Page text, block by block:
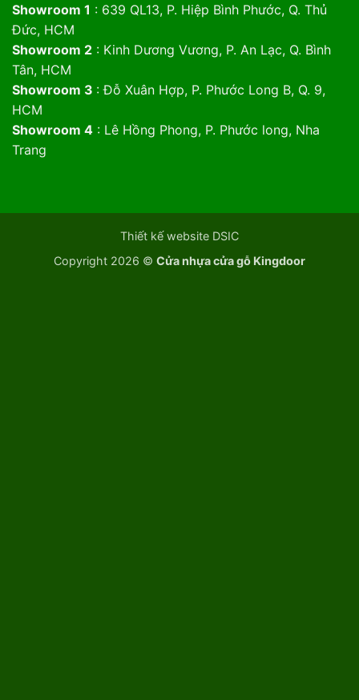
Showroom 1 : 639 QL13, P. Hiệp Bình Phước, Q. Thủ
Đức, HCM
Showroom 2: Kinh Dương Vương, P. An Lạc, Q. Bình
Tân, HCM
Showroom 3 : Đỗ Xuân Hợp, P. Phước Long B, Q. 9,
HCM
Showroom 4: Lê Hồng Phong, P. Phước long, Nha
Trang
Thiết kế website DSIC
Copyright 2026 © Cửa nhựa cửa gỗ Kingdoor